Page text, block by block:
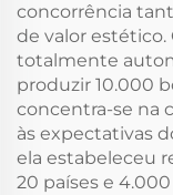
concorrência
de valor
totalmente
produzir 10.000
concentra-se na
às expectativas
ela estabeleceu
20 países e